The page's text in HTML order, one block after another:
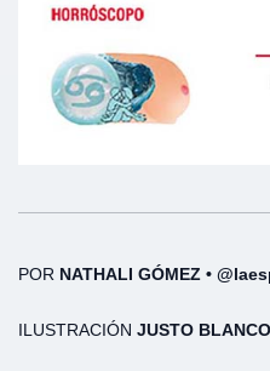
POR NATHALI GÓMEZ •
ILUSTRACIÓN JUSTO